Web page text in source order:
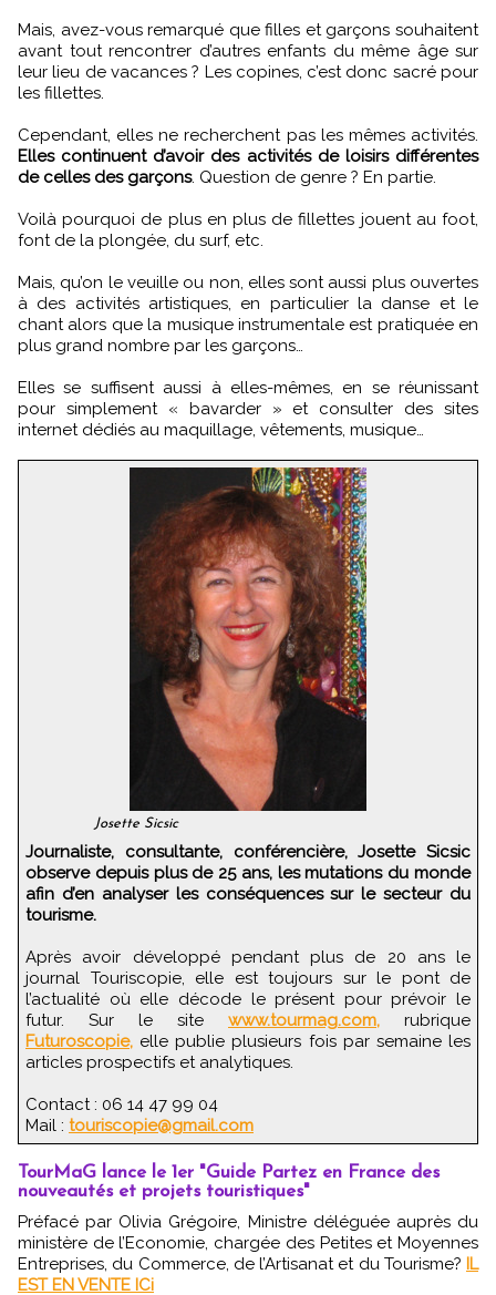
Mais, avez-vous remarqué que filles et garçons souhaitent
avant tout rencontrer d’autres enfants du même âge sur
leur lieu de vacances ? Les copines, c’est donc sacré pour
les fillettes.
Cependant, elles ne recherchent pas les mêmes activités.
Elles continuent d’avoir des activités de loisirs différentes
de celles des garçons. Question de genre ? En partie.
Voilà pourquoi de plus en plus de fillettes jouent au foot,
font de la plongée, du surf, etc.
Mais, qu’on le veuille ou non, elles sont aussi plus ouvertes
à des activités artistiques, en particulier la danse et le
chant alors que la musique instrumentale est pratiquée en
plus grand nombre par les garçons…
Elles se suffisent aussi à elles-mêmes, en se réunissant
pour simplement « bavarder » et consulter des sites
internet dédiés au maquillage, vêtements, musique…
Josette Sicsic
Journaliste, consultante, conférencière, Josette Sicsic
observe depuis plus de 25 ans, les mutations du monde
afin d’en analyser les conséquences sur le secteur du
tourisme.
Après avoir développé pendant plus de 20 ans le
journal Touriscopie, elle est toujours sur le pont de
l’actualité où elle décode le présent pour prévoir le
futur. Sur le site www.tourmag.com, rubrique
Futuroscopie, elle publie plusieurs fois par semaine les
articles prospectifs et analytiques.
Contact : 06 14 47 99 04
Mail : touriscopie@gmail.com
TourMaG lance le 1er "Guide Partez en France des
nouveautés et projets touristiques"
Préfacé par Olivia Grégoire, Ministre déléguée auprès du
ministère de l’Economie, chargée des Petites et Moyennes
Entreprises, du Commerce, de l’Artisanat et du Tourisme? IL
EST EN VENTE ICi